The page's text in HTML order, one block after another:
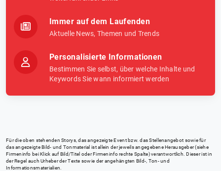
Immer auf dem Laufenden
Aktuelle News, Themen und Trends
Personalisierte Informationen
Bestimmen Sie selbst, über welche Inhalte und
Keywords Sie wann informiert werden
Für die oben stehenden Storys, das angezeigte Event bzw. das Stellenangebot sowie für
das angezeigte Bild- und Tonmaterial ist allein der jeweils angegebene Herausgeber (siehe
Firmeninfo bei Klick auf Bild/Titel oder Firmeninfo rechte Spalte) verantwortlich. Dieser ist in
der Regel auch Urheber der Texte sowie der angehängten Bild-, Ton- und
Informationsmaterialien.